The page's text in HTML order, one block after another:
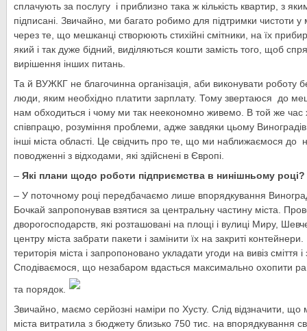
сплачують за послугу і приблизно така ж кількість квартир, з
підписані. Звичайно, ми багато робимо для підтримки чистоти у
через те, що мешканці створюють стихійні смітники, на їх
який і так дуже бідний, виділяються кошти замість того, щоб
вирішення інших питань.
Та й ВУЖКГ не благочинна організація, аби виконувати роботу
люди, яким необхідно платити зарплату. Тому звертаюся до
нам обходиться і чому ми так неекономно живемо. В той же час
співпрацю, розуміння проблеми, адже завдяки цьому Виноградів
інші міста області. Це свідчить про те, що ми наближаємося до
поводженні з відходами, які здійснені в Європі.
– Які плани щодо роботи підприємства в нинішньому році?
– У поточному році передбачаємо лише впорядкування
Бочкай запропонував взятися за центральну частину міста.
дворогосподарств, які розташовані на площі і вулиці Миру,
центру міста забрати пакети і замінити їх на закриті
територія міста і запропоновано укладати угоди на вивіз сміття
Сподіваємося, що незабаром вдасться максимально охопити
та порядок.
Звичайно, маємо серйозні наміри по Хусту. Слід відзначити, що
міста витратила з бюджету близько 750 тис. на впорядкування